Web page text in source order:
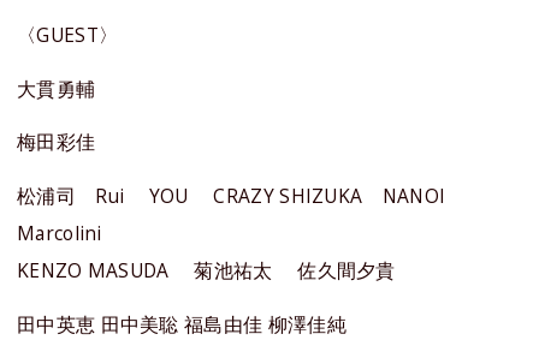
〈GUEST〉
大貫勇輔
梅田彩佳
松浦司 Rui YOU CRAZY SHIZUKA NANOI
Marcolini
KENZO MASUDA 菊池祐太 佐久間夕貴
田中英恵 田中美聡 福島由佳 柳澤佳純